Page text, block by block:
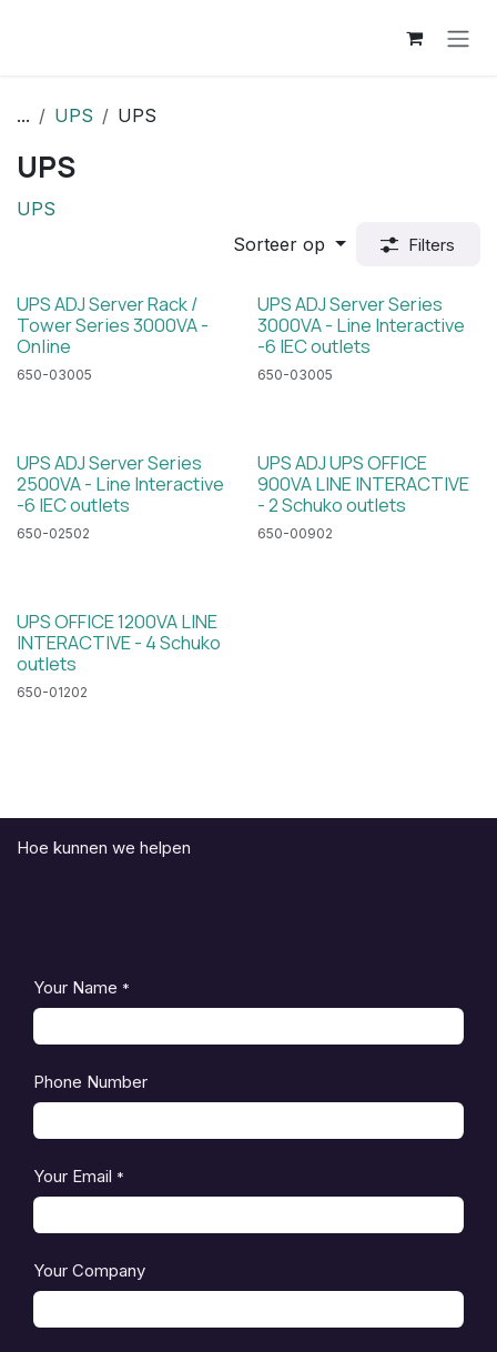
... UPS UPS
UPS
UPS
Sorteer op
Filters
UPS ADJ Server Rack /
Tower Series 3000VA -
Online
650-03005
UPS ADJ Server Series
3000VA - Line Interactive
-6 IEC outlets
650-03005
UPS ADJ Server Series
2500VA - Line Interactive
-6 IEC outlets
650-02502
UPS ADJ UPS OFFICE
900VA LINE INTERACTIVE
- 2 Schuko outlets
650-00902
UPS OFFICE 1200VA LINE
INTERACTIVE - 4 Schuko
outlets
650-01202
Hoe kunnen we helpen
Your Name *
Phone Number
Your Email *
Your Company